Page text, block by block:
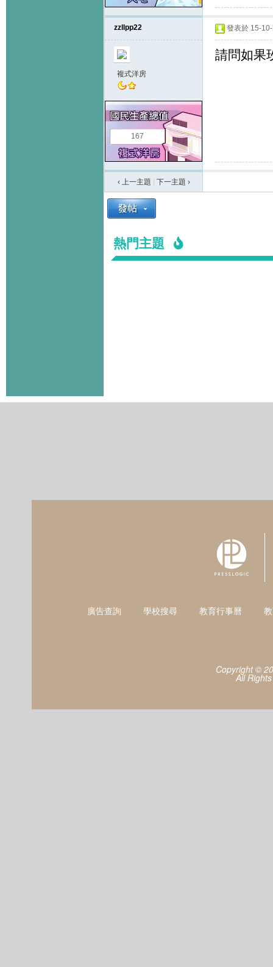
zzllpp22
複式洋房
167
發表於 15-
請問如果
‹ 上一主題 下一主題 ›
熱門主題
廣告查詢 學校搜尋 教育行事曆
Copyright ©
All